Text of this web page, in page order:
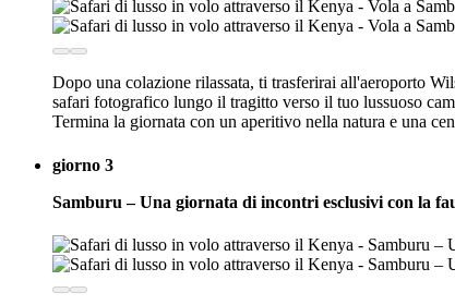
Dopo una colazione rilassata, ti trasferirai all'aeroporto
safari fotografico lungo il tragitto verso il tuo lussuoso
Termina la giornata con un aperitivo nella natura e una
giorno 3
Samburu – Una giornata di incontri esclusivi con la